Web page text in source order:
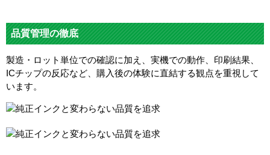
品質管理の徹底
製造・ロット単位での確認に加え、実機での動作、印刷結果、
ICチップの反応など、購入後の体験に直結する観点を重視して
います。